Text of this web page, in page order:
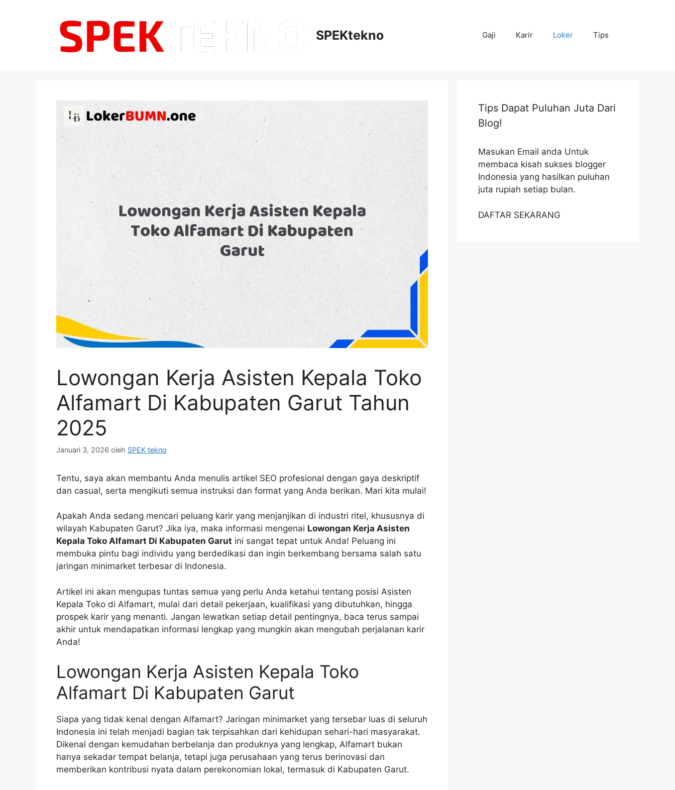
SPEKtekno Gaji Karir Loker Tips
Lowongan Kerja Asisten Kepala Toko
Alfamart Di Kabupaten Garut Tahun
2025
Januari 3, 2026 oleh SPEK tekno
Tentu, saya akan membantu Anda menulis artikel SEO profesional dengan gaya deskriptif
dan casual, serta mengikuti semua instruksi dan format yang Anda berikan. Mari kita mulai!
Apakah Anda sedang mencari peluang karir yang menjanjikan di industri ritel, khususnya di
wilayah Kabupaten Garut? Jika iya, maka informasi mengenai Lowongan Kerja Asisten
Kepala Toko Alfamart Di Kabupaten Garut ini sangat tepat untuk Anda! Peluang ini
membuka pintu bagi individu yang berdedikasi dan ingin berkembang bersama salah satu
jaringan minimarket terbesar di Indonesia.
Artikel ini akan mengupas tuntas semua yang perlu Anda ketahui tentang posisi Asisten
Kepala Toko di Alfamart, mulai dari detail pekerjaan, kualifikasi yang dibutuhkan, hingga
prospek karir yang menanti. Jangan lewatkan setiap detail pentingnya, baca terus sampai
akhir untuk mendapatkan informasi lengkap yang mungkin akan mengubah perjalanan karir
Anda!
Lowongan Kerja Asisten Kepala Toko
Alfamart Di Kabupaten Garut
Siapa yang tidak kenal dengan Alfamart? Jaringan minimarket yang tersebar luas di seluruh
Indonesia ini telah menjadi bagian tak terpisahkan dari kehidupan sehari-hari masyarakat.
Dikenal dengan kemudahan berbelanja dan produknya yang lengkap, Alfamart bukan
hanya sekadar tempat belanja, tetapi juga perusahaan yang terus berinovasi dan
memberikan kontribusi nyata dalam perekonomian lokal, termasuk di Kabupaten Garut.
Tips Dapat Puluhan Juta Dari
Blog!
Masukan Email anda Untuk
membaca kisah sukses blogger
Indonesia yang hasilkan puluhan
juta rupiah setiap bulan.
DAFTAR SEKARANG